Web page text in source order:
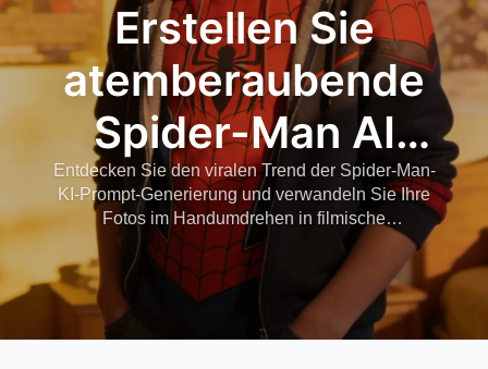
Erstellen Sie
atemberaubende
Spider-Man AI
Prompt Bilder und
verwandeln Sie
sich in Spider-Man
mit Dreamina
Entdecken Sie den viralen Trend der Spider-Man-
KI-Prompt-Generierung und verwandeln Sie Ihre
Fotos im Handumdrehen in filmische
Superheldenszenen. Mit Dreamina können Sie
ganz einfach leistungsstarke Spider-Man-KI-Fotos
und KI-Aufforderungen im ChatGPT-Stil
verwenden, um ultrarealistische Bilder zu erstellen,
in denen Sie zu Spider-Man werden.